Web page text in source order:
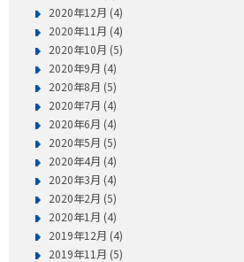
2020年12月 (4)
2020年11月 (4)
2020年10月 (5)
2020年9月 (4)
2020年8月 (5)
2020年7月 (4)
2020年6月 (4)
2020年5月 (5)
2020年4月 (4)
2020年3月 (4)
2020年2月 (5)
2020年1月 (4)
2019年12月 (4)
2019年11月 (5)